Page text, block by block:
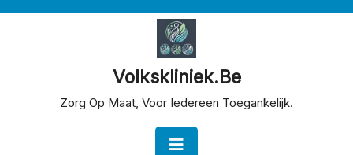
Volkskliniek.be
Zorg Op Maat, Voor Iedereen Toegankelijk.